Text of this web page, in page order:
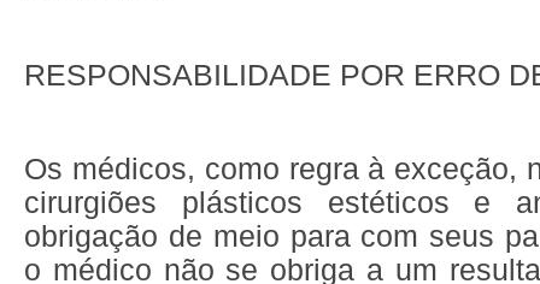
RESPONSABILIDADE POR ERRO
Os médicos, como regra à exceção,
cirurgiões plásticos estéticos e
obrigação de meio para com seus
o médico não se obriga a um